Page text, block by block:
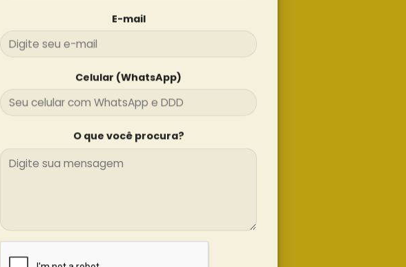
E-mail
Celular (WhatsApp)
O que você procura?